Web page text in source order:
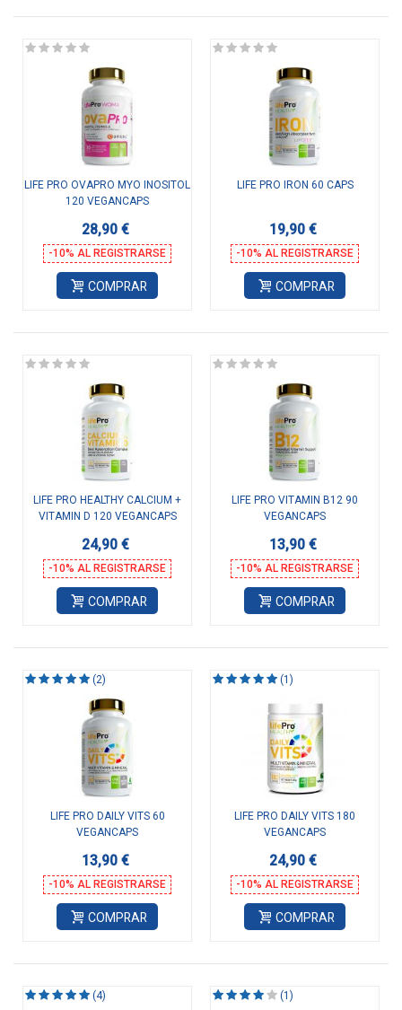
LIFE PRO OVAPRO MYO INOSITOL
120 VEGANCAPS
28,90 €
-10% AL REGISTRARSE
COMPRAR
LIFE PRO IRON 60 CAPS
19,90 €
-10% AL REGISTRARSE
COMPRAR
LIFE PRO HEALTHY CALCIUM +
VITAMIN D 120 VEGANCAPS
24,90 €
-10% AL REGISTRARSE
COMPRAR
LIFE PRO VITAMIN B12 90
VEGANCAPS
13,90 €
-10% AL REGISTRARSE
COMPRAR
(2)
LIFE PRO DAILY VITS 60
VEGANCAPS
13,90 €
-10% AL REGISTRARSE
COMPRAR
(1)
LIFE PRO DAILY VITS 180
VEGANCAPS
24,90 €
-10% AL REGISTRARSE
COMPRAR
(4) (1)